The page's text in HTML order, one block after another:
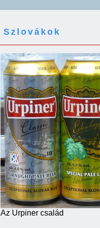
Szlovákok
Az Urpiner család